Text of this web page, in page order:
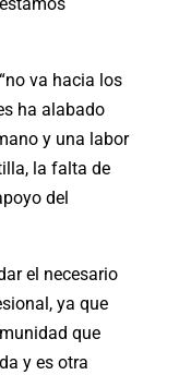
va hacia los
ha alabado
y una labor
la falta de
del
el necesario
ya que
que
y es otra